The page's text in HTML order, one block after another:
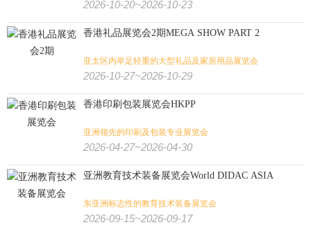
2026-10-20~2026-10-23
香港礼品展览会2期MEGA SHOW PART 2
亚太区内举足轻重的大型礼品及家居用品展览会
2026-10-27~2026-10-29
香港印刷包装展览会HKPP
亚洲领先的印刷及包装专业展览会
2026-04-27~2026-04-30
亚洲教育技术装备展览会World DIDAC ASIA
东亚洲标志性的教育技术装备展览会
2026-09-15~2026-09-17